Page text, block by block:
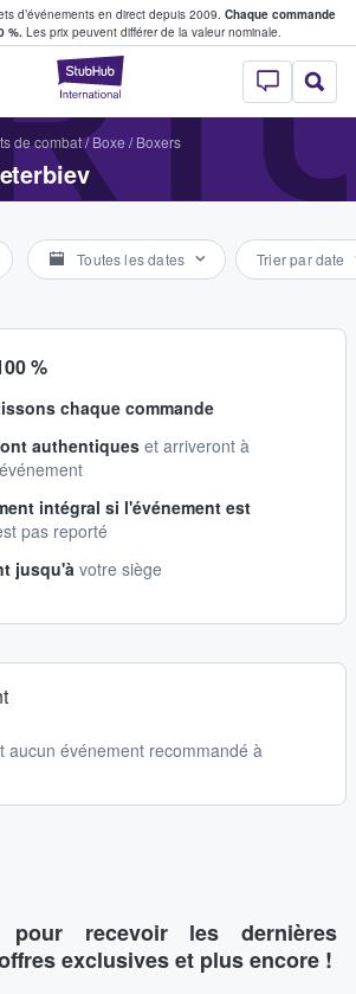
d’événements en direct depuis 2009. Chaque commande
%. Les prix peuvent différer de la valeur nominale.
StubHub - Où
et vendent des billets
de combat/ Boxe / Boxers
Toutes les dates Trier par date
%
chaque commande
authentiqueset arriveront à
intégral si l'événement est
pas reporté
jusqu'à votre siège
aucun événement recommandé à
pour recevoir les dernières
exclusives et plus encore !